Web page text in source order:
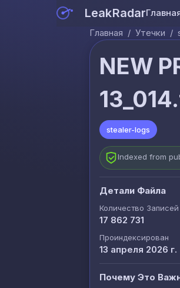
LeakRadar
Главная / Утечки /
NEW
stealer-logs
Indexed from
Детали Файла
Количество Записей
17 862 731
Проиндексирован
13 апреля 2026 г.
Почему Это